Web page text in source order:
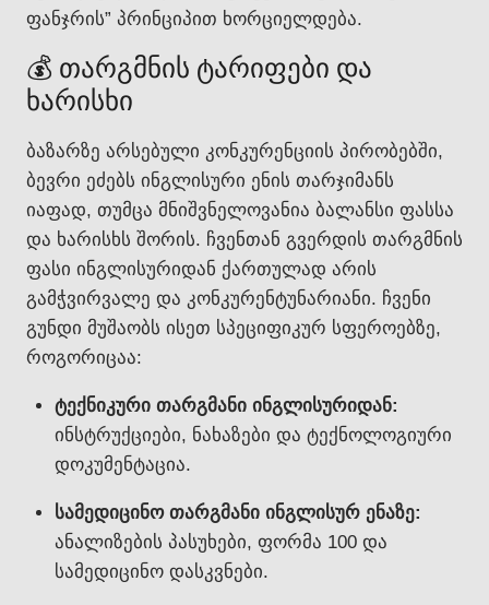
ფანჯრის” პრინციპით ხორციელდება.
💰 თარგმნის ტარიფები და
ხარისხი
ბაზარზე არსებული კონკურენციის პირობებში,
ბევრი ეძებს ინგლისური ენის თარჯიმანს
იაფად, თუმცა მნიშვნელოვანია ბალანსი ფასსა
და ხარისხს შორის. ჩვენთან გვერდის თარგმნის
ფასი ინგლისურიდან ქართულად არის
გამჭვირვალე და კონკურენტუნარიანი. ჩვენი
გუნდი მუშაობს ისეთ სპეციფიკურ სფეროებზე,
როგორიცაა:
ტექნიკური თარგმანი ინგლისურიდან:
ინსტრუქციები, ნახაზები და ტექნოლოგიური
დოკუმენტაცია.
სამედიცინო თარგმანი ინგლისურ ენაზე:
ანალიზების პასუხები, ფორმა 100 და
სამედიცინო დასკვნები.